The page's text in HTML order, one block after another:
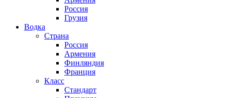
Россия
Грузия
Водка
Страна
Россия
Армения
Финляндия
Франция
Класс
Стандарт